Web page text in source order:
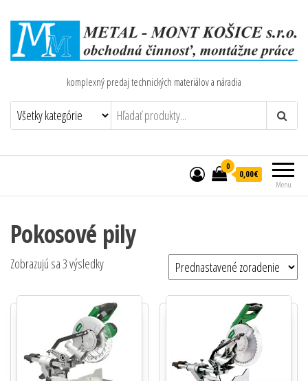
komplexný predaj technických materiálov a náradia
Menu
0
0,00€
Pokosové pily
Zobrazujú sa 3 výsledky